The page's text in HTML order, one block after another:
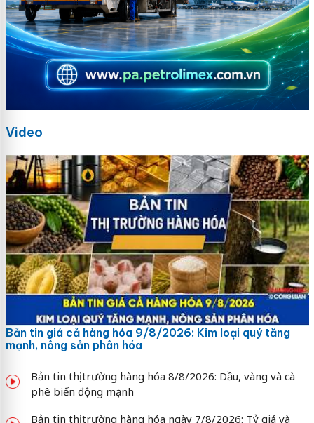
Video
Bản tin giá cả hàng hóa 9/8/2026: Kim loại quý tăng
mạnh, nông sản phân hóa
Bản tin thị trường hàng hóa 8/8/2026: Dầu, vàng và cà
phê biến động mạnh
Bản tin thị trường hàng hóa ngày 7/8/2026: Tỷ giá và